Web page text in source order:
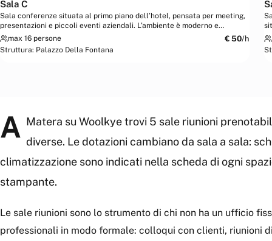
Sala C
Sala conferenze situata al primo piano dell’hotel, pensata per meeting,
presentazioni e piccoli eventi aziendali. L’ambiente è moderno e
funzionale, dotato di...
max 16 persone € 50/h
Struttura: Palazzo Della Fontana
A Matera su Woolkye trovi 5 sale riunioni
diverse. Le dotazioni cambiano da sala a sala:
climatizzazione sono indicati nella scheda di ogni
stampante.
Le sale riunioni sono lo strumento di chi non ha un ufficio
professionali in modo formale: colloqui con clienti, riunioni